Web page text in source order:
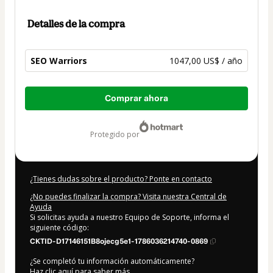
Detalles de la compra
SEO Warriors 1047,00 US$ / año
Total
Comprar ahora
protegido por
¿Tienes dudas sobre el producto? Ponte en contacto
¿No puedes finalizar la compra? Visita nuestra Central de
Ayuda
Si solicitas ayuda a nuestro Equipo de Soporte, informa el
siguiente código:
CKTID-D17146151B8ojecg5e1-1786036214740-0869
¿Se completó tu información automáticamente?